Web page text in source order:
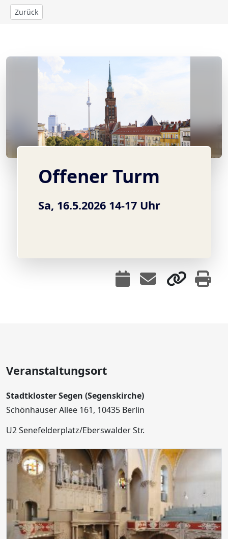
Zurück
Offener Turm
Sa, 16.5.2026 14-17 Uhr
Veranstaltungsort
Stadtkloster Segen (Segenskirche)
Schönhauser Allee 161, 10435 Berlin
U2 Senefelderplatz/Eberswalder Str.